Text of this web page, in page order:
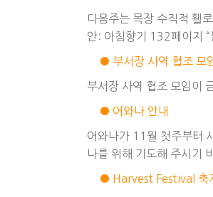
다음주는 목장 수직적 휄
안: 아침향기 132페이지 “
● 부서장 사역 협조 모
부서장 사역 협조 모임이
● 어와나 안내
어와나가 11월 첫주부터
나를 위해 기도해 주시기
● Harvest Festival 축